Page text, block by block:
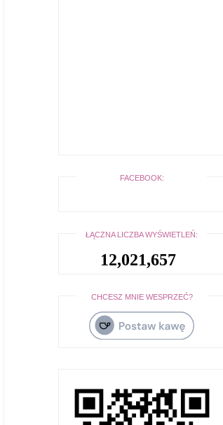
FACEBOOK:
ŁĄCZNA LICZBA WYŚWIETLEŃ:
12,021,657
CHCESZ MNIE WESPRZEĆ?